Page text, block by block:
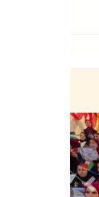
Previous